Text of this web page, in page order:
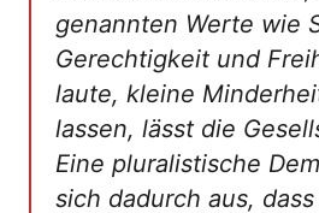
genannten Werte wie
Gerechtigkeit und
laute, kleine
lassen, lässt die
Eine pluralistische
sich dadurch aus,